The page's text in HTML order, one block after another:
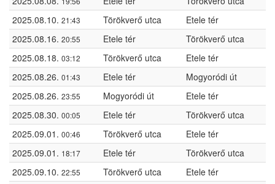
2025.08.10. 21:43 Törökverő utca
Etele tér
2025.08.16. 20:55 Etele tér
Törökverő utca
2025.08.18. 03:12 Törökverő utca
Etele tér
2025.08.26. 01:43 Etele tér
Mogyoródi út
2025.08.26. 23:55 Mogyoródi út
Etele tér
2025.08.30. 00:05 Etele tér
Törökverő utca
2025.09.01. 00:46 Törökverő utca
Etele tér
2025.09.01. 18:17 Etele tér
Törökverő utca
2025.09.10. 22:55 Törökverő utca
Etele tér